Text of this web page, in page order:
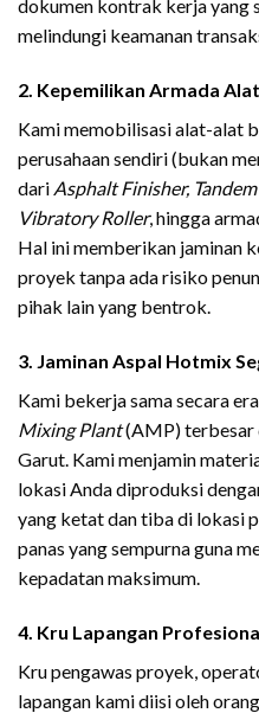
dokumen kontrak kerja yang
melindungi keamanan
2. Kepemilikan Armada
Kami memobilisasi alat-alat
perusahaan sendiri (bukan
dari Asphalt Finisher,
Vibratory Roller, hingga
Hal ini memberikan jaminan
proyek tanpa ada risiko
pihak lain yang bentrok.
3. Jaminan Aspal Hotmix
Kami bekerja sama secara
Mixing Plant(AMP) terbesar
Garut. Kami menjamin
lokasi Anda diproduksi
yang ketat dan tiba di lokasi
panas yang sempurna guna
kepadatan maksimum.
4. Kru Lapangan
Kru pengawas proyek,
lapangan kami diisi oleh